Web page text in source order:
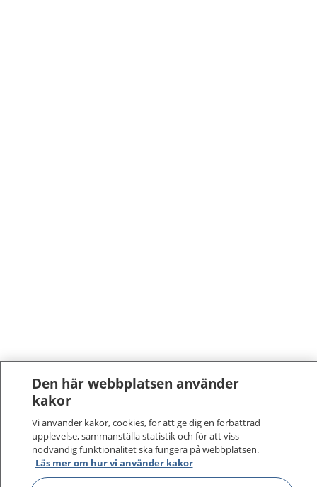
Den här webbplatsen använder
kakor
Vi använder kakor, cookies, för att ge dig en förbättrad
upplevelse, sammanställa statistik och för att viss
nödvändig funktionalitet ska fungera på webbplatsen.
Läs mer om hur vi använder kakor